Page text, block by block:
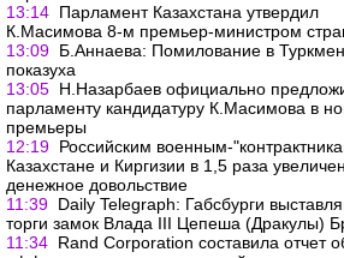
13:14 Парламент Казахстана утвердил
К.Масимова 8-м премьер-министром
13:09 Б.Аннаева: Помилование в
показуха
13:05 Н.Назарбаев официально
парламенту кандидатуру К.Масимова в
премьеры
12:19 Российским военным-
Казахстане и Киргизии в 1,5 раза
денежное довольствие
11:39 Daily Telegraph: Габсбурги
торги замок Влада III Цепеша (Дракулы)
11:34 Rand Corporation cоставила отчет